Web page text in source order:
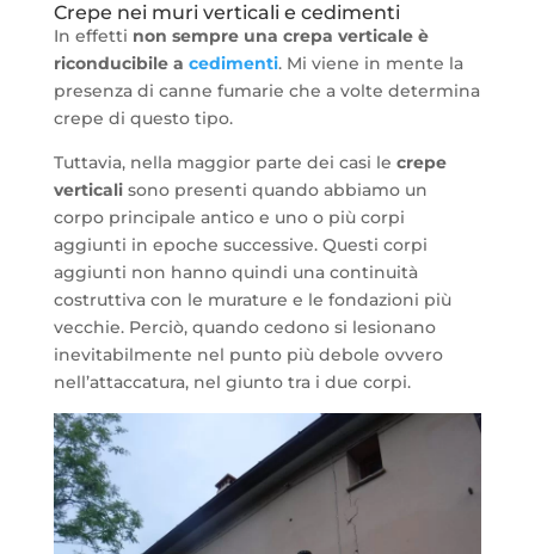
Crepe nei muri verticali e cedimenti
In effetti non sempre una crepa verticale è
riconducibile a cedimenti. Mi viene in mente la
presenza di canne fumarie che a volte determina
crepe di questo tipo.
Tuttavia, nella maggior parte dei casi le crepe
verticalisono presenti quando abbiamo un
corpo principale antico e uno o più corpi
aggiunti in epoche successive. Questi corpi
aggiunti non hanno quindi una continuità
costruttiva con le murature e le fondazioni più
vecchie. Perciò, quando cedono si lesionano
inevitabilmente nel punto più debole ovvero
nell’attaccatura, nel giunto tra i due corpi.